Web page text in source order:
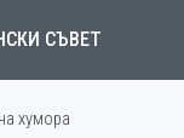
СЪВЕТ
хумора